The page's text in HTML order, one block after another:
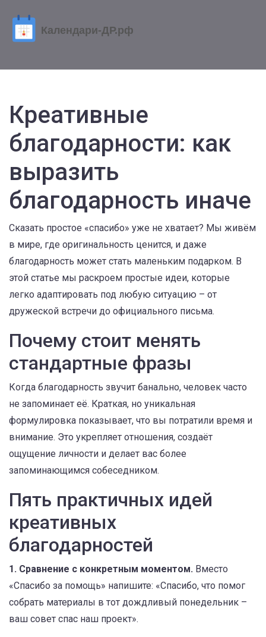
Креативные
благодарности: как
выразить
благодарность иначе
Сказать простое «спасибо» уже не хватает? Мы живём
в мире, где оригинальность ценится, и даже
благодарность может стать маленьким подарком. В
этой статье мы раскроем простые идеи, которые
легко адаптировать под любую ситуацию – от
дружеской встречи до официального письма.
Почему стоит менять
стандартные фразы
Когда благодарность звучит банально, человек часто
не запоминает её. Краткая, но уникальная
формулировка показывает, что вы потратили время и
внимание. Это укрепляет отношения, создаёт
ощущение личности и делает вас более
запоминающимся собеседником.
Пять практичных идей
креативных
благодарностей
1. Сравнение с конкретным моментом. Вместо
«Спасибо за помощь» напишите: «Спасибо, что помог
собрать материалы в тот дождливый понедельник –
ваш совет спас наш проект».